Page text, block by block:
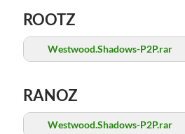
ROOTZ
Westwood.Shadows-P2P.rar
RANOZ
Westwood.Shadows-P2P.rar